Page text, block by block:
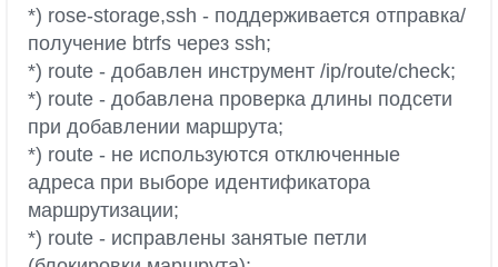
*) rose-storage,ssh - поддерживается отправка/
получение btrfs через ssh;
*) route - добавлен инструмент /ip/route/check;
*) route - добавлена проверка длины подсети
при добавлении маршрута;
*) route - не используются отключенные
адреса при выборе идентификатора
маршрутизации;
*) route - исправлены занятые петли